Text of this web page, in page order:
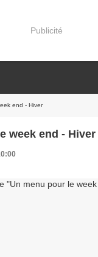
Publicité
end - Hiver
week end - Hiver